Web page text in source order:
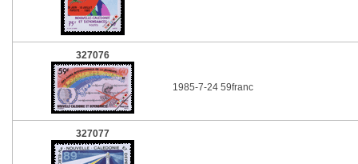
327076
1985-7-24 59franc
327077